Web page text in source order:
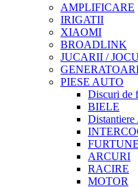
AMPLIFICARE
IRIGATII
XIAOMI
BROADLINK
JUCARII /
PIESE AUTO
Discuri de
BIELE
Distantiere
ARCURI
RACIRE
MOTOR